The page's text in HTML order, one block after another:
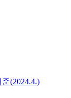
(2024.4.)